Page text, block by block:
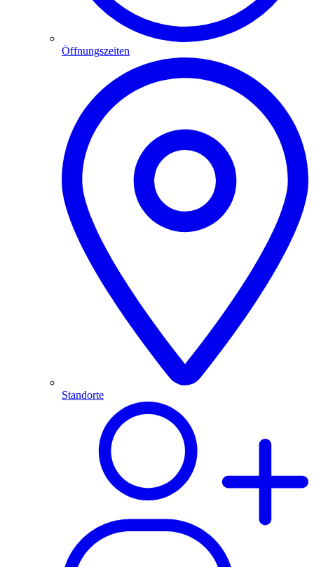
Öffnungszeiten
Standorte